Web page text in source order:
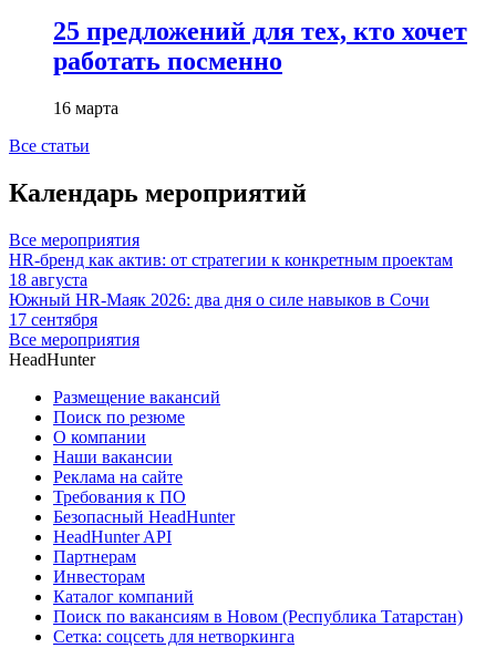
25 предложений для тех, кто хочет
работать посменно
16 марта
Все статьи
Календарь мероприятий
Все мероприятия
HR-бренд как актив: от стратегии к конкретным проектам
18 августа
Южный HR-Маяк 2026: два дня о силе навыков в Сочи
17 сентября
Все мероприятия
HeadHunter
Размещение вакансий
Поиск по резюме
О компании
Наши вакансии
Реклама на сайте
Требования к ПО
Безопасный HeadHunter
HeadHunter API
Партнерам
Инвесторам
Каталог компаний
Поиск по вакансиям в Новом (Республика Татарстан)
Сетка: соцсеть для нетворкинга